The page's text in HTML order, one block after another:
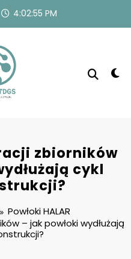
4:02:55 PM
zbiorników
cykl
Powłoki HALAR
– jak powłoki wydłużają